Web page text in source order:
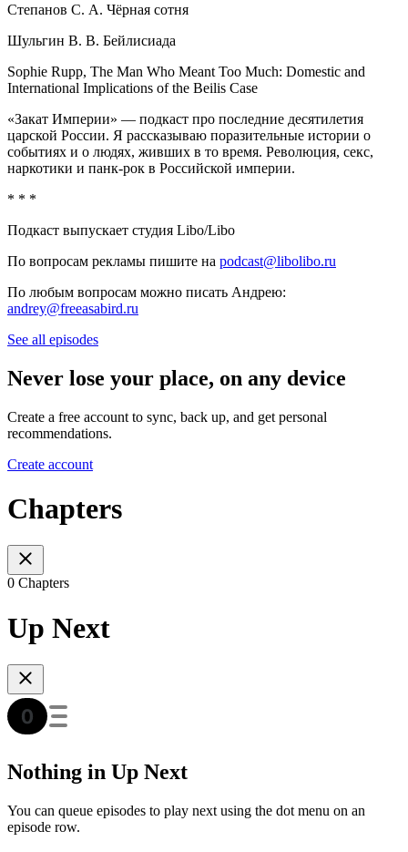
Степанов С. А. Чёрная сотня
Шульгин В. В. Бейлисиада
Sophie Rupp, The Man Who Meant Too Much: Domestic and
International Implications of the Beilis Case
«Закат Империи» — подкаст про последние десятилетия
царской России. Я рассказываю поразительные истории о
событиях и о людях, живших в то время. Революция, секс,
наркотики и панк-рок в Российской империи.
* * *
Подкаст выпускает студия Libo/Libo
По вопросам рекламы пишите на podcast@libolibo.ru
По любым вопросам можно писать Андрею:
andrey@freeasabird.ru
See all episodes
Never lose your place, on any device
Create a free account to sync, back up, and get personal
recommendations.
Create account
Chapters
0 Chapters
Up Next
Nothing in Up Next
You can queue episodes to play next using the dot menu on an
episode row.